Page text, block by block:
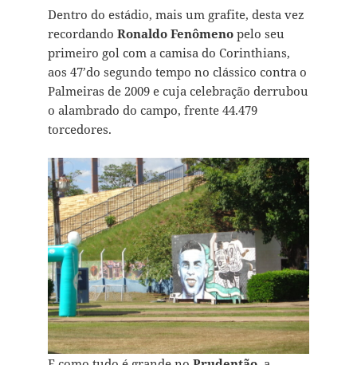
Dentro do estádio, mais um grafite, desta vez
recordando Ronaldo Fenômenopelo seu
primeiro gol com a camisa do Corinthians,
aos 47’do segundo tempo no clássico contra o
Palmeiras de 2009 e cuja celebração derrubou
o alambrado do campo, frente 44.479
torcedores.